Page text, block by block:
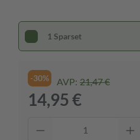
1 Sparset
-30% AVP: 21,47 €
14,95 €